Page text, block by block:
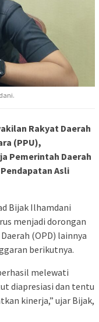
Rakyat Daerah
(PPU),
Pemerintah Daerah
Asli
Bijak Ilhamdani
menjadi dorongan
(OPD) lainnya
berikutnya.
melewati
diapresiasi dan tentu
kinerja,” ujar Bijak,